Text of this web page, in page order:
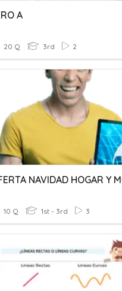
A
20 Q 3rd 2
10 Q 1st - 3rd 3